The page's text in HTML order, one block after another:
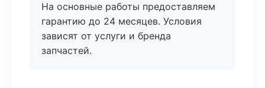
На основные работы предоставляем
гарантию до 24 месяцев. Условия
зависят от услуги и бренда
запчастей.